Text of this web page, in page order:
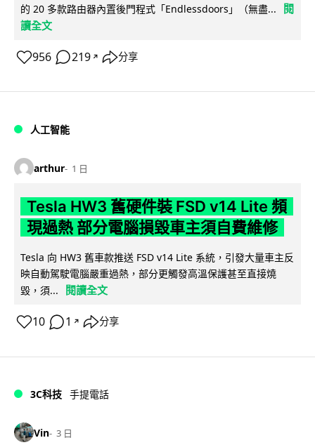
的 20 多款路由器內置後門程式「Endlessdoors」（無盡...
閱
讀全文
956 219 ↗ 分享
人工智能
arthur 1 日
Tesla HW3 舊硬件裝 FSD v14 Lite 頻
現過熱 部分電腦損毀車主須自費維修
Tesla 向 HW3 舊車款推送 FSD v14 Lite 系統，引發大量車主反
映自動駕駛電腦嚴重過熱，部分更觸發高溫保護甚至直接燒
毀，須...
閱讀全文
10 1 ↗ 分享
3C科技 手提電話
Vin 3 日